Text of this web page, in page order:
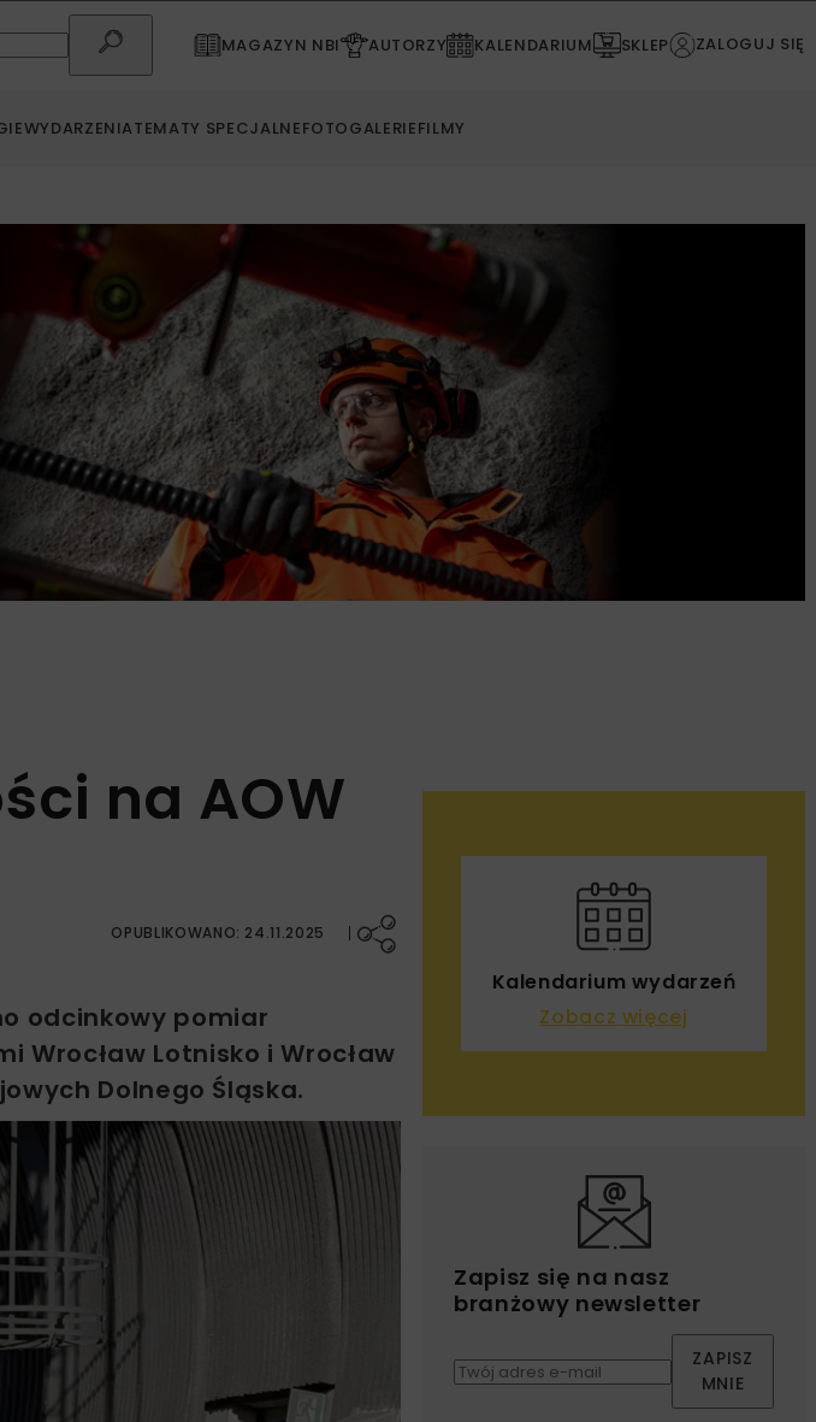
MAGAZYN NBI AUTORZY KALENDARIUM SKLEP ZALOGUJ SIĘ
WYDARZENIATEMATY SPECJALNEFOTOGALERIEFILMY
na AOW
OPUBLIKOWANO: 24.11.2025
odcinkowy pomiar
Lotnisko i Wrocław
Dolnego Śląska.
Kalendarium wydarzeń
Zobacz więcej
Zapisz się na nasz
branżowy newsletter
ZAPISZ
MNIE